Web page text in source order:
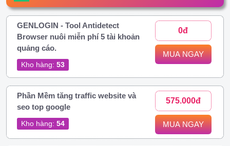
GENLOGIN - Tool Antidetect
Browser nuôi miễn phí 5 tài khoản
quảng cáo.
Kho hàng: 53
0đ
MUA NGAY
Phần Mềm tăng traffic website và
seo top google
Kho hàng: 54
575.000đ
MUA NGAY